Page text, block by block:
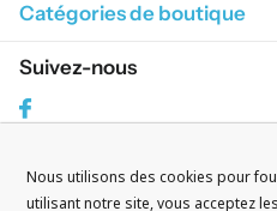
Catégories de boutique
Suivez-nous
S'abonner à nos courriels
Nous utilisons des cookies pour
utilisant notre site, vous acceptez